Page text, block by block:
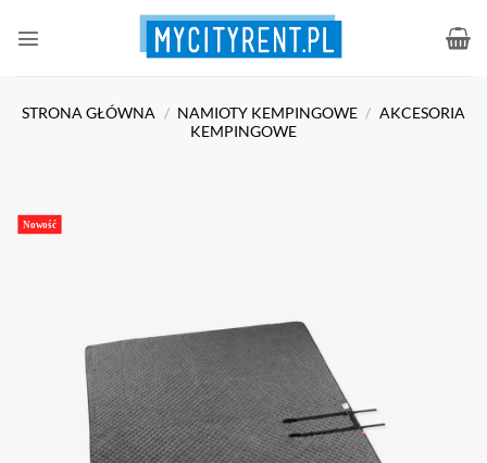
STRONA GŁÓWNA / NAMIOTY KEMPINGOWE / AKCESORIA
KEMPINGOWE
Nowość